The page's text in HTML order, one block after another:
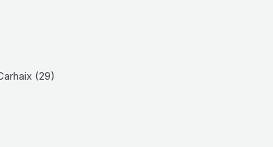
(29)